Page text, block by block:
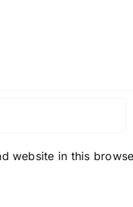
website in this